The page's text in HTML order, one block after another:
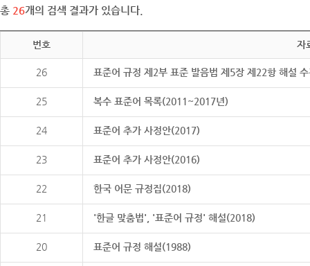
총 26개의 검색 결과가 있습니다.
번호 자
26 표준어 규정 제2부 표준 발음법 제5장 제22항 해설
25 복수 표준어 목록(2011~2017년)
24 표준어 추가 사정안(2017)
23 표준어 추가 사정안(2016)
22 한국 어문 규정집(2018)
21 '한글 맞춤법', '표준어 규정' 해설(2018)
20 표준어 규정 해설(1988)